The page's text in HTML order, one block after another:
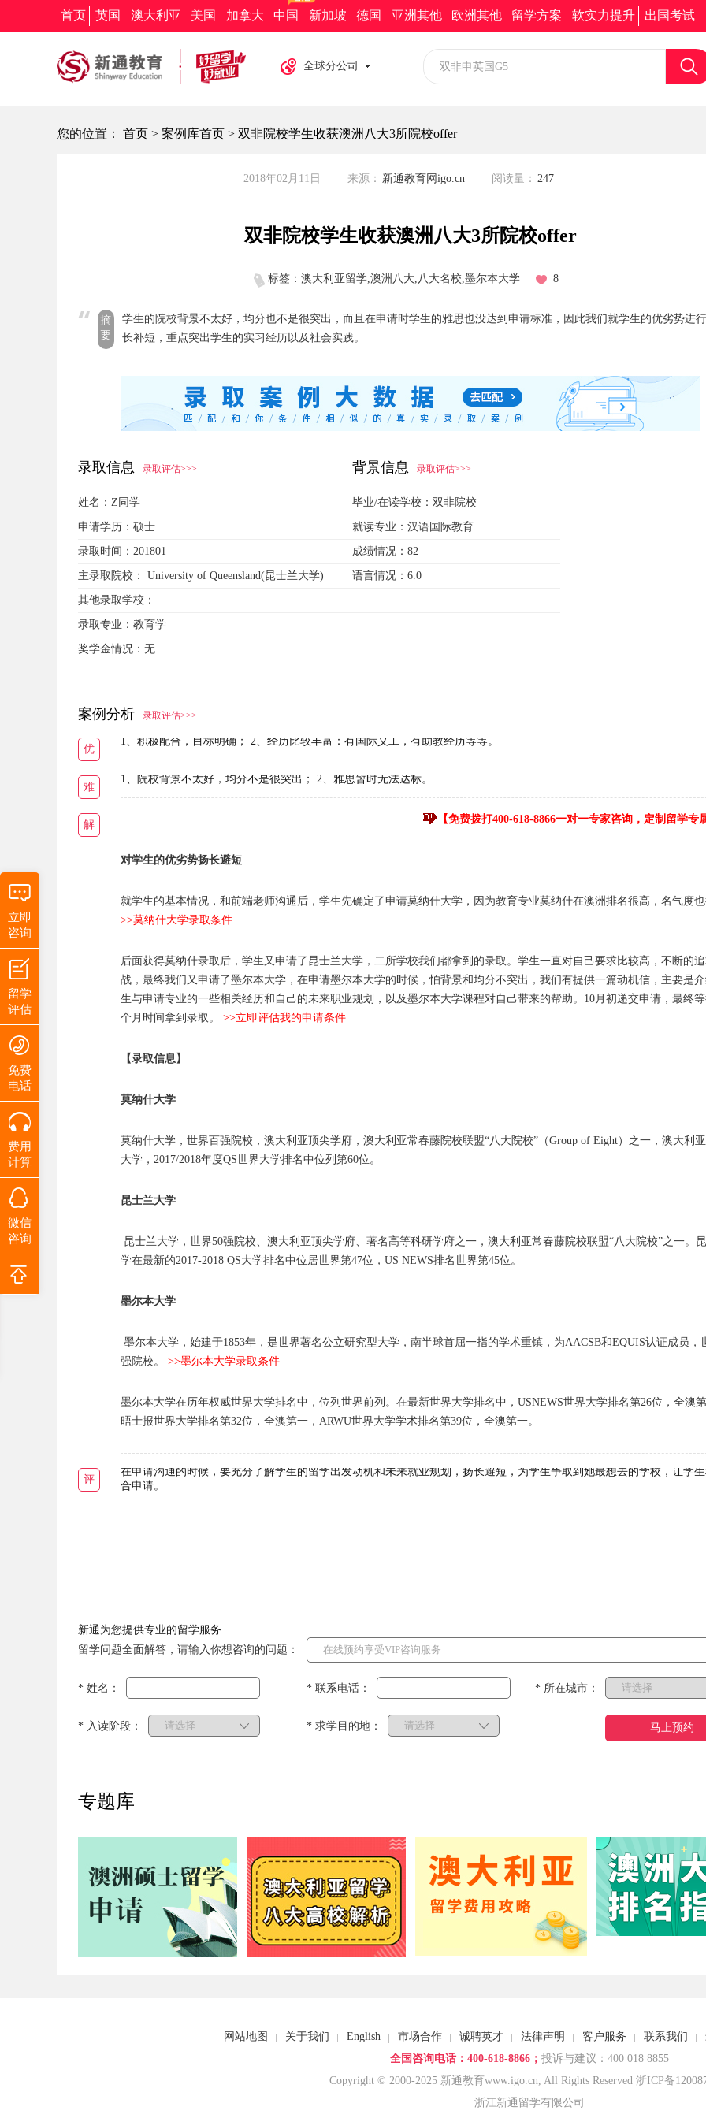
新通教育 新通留学 新通外语 欧亚教育 新通求职 新通移民 加入我们
社会招聘
留学助手小程序
全球分公司
首页 英国 澳大利亚 美国 加拿大 中国 新加坡 德国 亚洲其他 欧洲其他 留学方案 软实力提升 出国考试
您的位置： 首页 > 案例库首页 > 双非院校学生收获澳洲八大3所院校offer
2018年02月11日 来源： 新通教育网igo.cn 阅读量： 247
双非院校学生收获澳洲八大3所院校offer
标签：澳大利亚留学,澳洲八大,八大名校,墨尔本大学 8
摘
要
学生的院校背景不太好，均分也不是很突出，而且在申请时学生的雅思也没达到申请标准，因此我们就学生的优劣势进
长补短，重点突出学生的实习经历以及社会实践。
录取信息 录取评估>>>
姓名： Z同学
申请学历： 硕士
录取时间： 201801
主录取院校： University of Queensland(昆士兰大学)
其他录取学校：
录取专业： 教育学
奖学金情况： 无
背景信息 录取评估>>>
毕业/在读学校： 双非院校
就读专业： 汉语国际教育
成绩情况： 82
语言情况： 6.0
案例分析 录取评估>>>
优
1、积极配合，目标明确； 2、经历比较丰富：有国际义工，有助教经历等等。
难
1、院校背景不太好，均分不是很突出； 2、雅思暂时无法达标。
解 【免费拨打400-618-8866一对一专家咨询，定制留学专
对学生的优劣势扬长避短
就学生的基本情况，和前端老师沟通后，学生先确定了申请莫纳什大学，因为教育专业莫纳什在澳洲排名很高，名气度
>>莫纳什大学录取条件
后面获得莫纳什录取后，学生又申请了昆士兰大学，二所学校我们都拿到的录取。学生一直对自己要求比较高，不断的
战，最终我们又申请了墨尔本大学，在申请墨尔本大学的时候，怕背景和均分不突出，我们有提供一篇动机信，主要是
生与申请专业的一些相关经历和自己的未来职业规划，以及墨尔本大学课程对自己带来的帮助。10月初递交申请，最终
个月时间拿到录取。
>>立即评估我的申请条件
【录取信息】
莫纳什大学
莫纳什大学，世界百强院校，澳大利亚顶尖学府，澳大利亚常春藤院校联盟“八大院校”（Group of Eight）之一，澳大利
大学，2017/2018年度QS世界大学排名中位列第60位。
昆士兰大学
昆士兰大学，世界50强院校、澳大利亚顶尖学府、著名高等科研学府之一，澳大利亚常春藤院校联盟“八大院校”之一。
学在最新的2017-2018 QS大学排名中位居世界第47位，US NEWS排名世界第45位。
墨尔本大学
墨尔本大学，始建于1853年，是世界著名公立研究型大学，南半球首屈一指的学术重镇，为AACSB和EQUIS认证成员，
强院校。
>>墨尔本大学录取条件
墨尔本大学在历年权威世界大学排名中，位列世界前列。在最新世界大学排名中，USNEWS世界大学排名第26位，全澳
晤士报世界大学排名第32位，全澳第一，ARWU世界大学学术排名第39位，全澳第一。
评
在申请沟通的时候，要充分了解学生的留学出发动机和未来就业规划，扬长避短，为学生争取到她最想去的学校，让学
合申请。
新通为您提供专业的留学服务
留学问题全面解答，请输入你想咨询的问题：
* 姓名： * 联系电话： * 所在城市：
* 入读阶段： * 求学目的地： 马上预约
专题库
网站地图 关于我们 English 市场合作 诚聘英才 法律声明 客户服务 联系我们
全国咨询电话：400-618-8866； 投诉与建议：400 018 8855
Copyright © 2000-2025 新通教育www.igo.cn, All Rights Reserved 浙ICP备
浙江新通留学有限公司
立即
咨询
留学
评估
免费
电话
费用
计算
微信
咨询